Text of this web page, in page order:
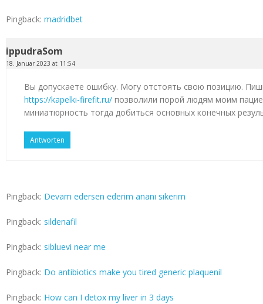
Pingback: madridbet
ippudraSom
18. Januar 2023 at 11:54
Вы допускаете ошибку. Могу отстоять свою позицию.
https://kapelki-firefit.ru/ позволили порой людям моим
миниатюрность тогда добиться основных конечных
Antworten
Pingback: Devam edersen ederim ananı sıkerım
Pingback: sildenafil
Pingback: sibluevi near me
Pingback: Do antibiotics make you tired generic plaquenil
Pingback: How can I detox my liver in 3 days